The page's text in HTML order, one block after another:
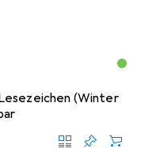
(Winter